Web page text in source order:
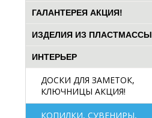
ГАЛАНТЕРЕЯ АКЦИЯ!
ИЗДЕЛИЯ ИЗ ПЛАСТМАССЫ
ИНТЕРЬЕР
ДОСКИ ДЛЯ ЗАМЕТОК,
КЛЮЧНИЦЫ АКЦИЯ!
КОПИЛКИ, СУВЕНИРЫ,